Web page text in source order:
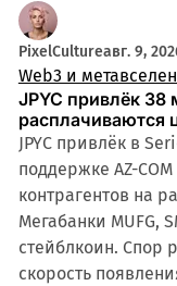
PixelCultureавг. 9,
Web3 и
JPYC привлёк
JPYC привлёк в
поддержке AZ-
контрагентов на
Мегабанки MUFG,
стейблкоин. Спор
скорость